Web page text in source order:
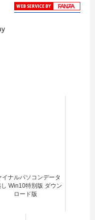
イナルパソコンデータ
し Win10特別版 ダウン
ロード版